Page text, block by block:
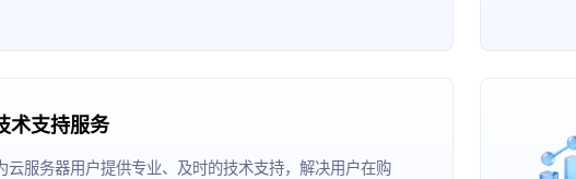
术支持服务
云服务器用户提供专业、及时的技术支持，解决用户在购